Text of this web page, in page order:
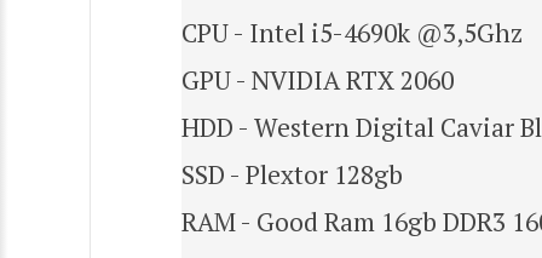
CPU - Intel i5-4690k @3,5Ghz
GPU - NVIDIA RTX 2060
HDD - Western Digital Caviar
SSD - Plextor 128gb
RAM - Good Ram 16gb DDR3